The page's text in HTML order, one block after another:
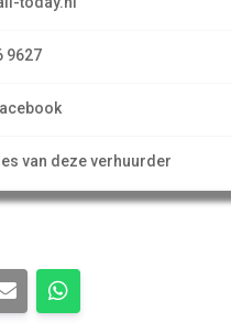
9627
van deze verhuurder